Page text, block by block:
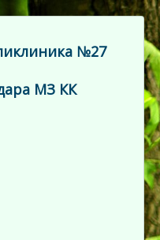
№27
МЗ КК